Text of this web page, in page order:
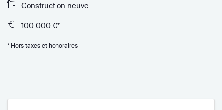
Construction neuve
100 000 €*
* Hors taxes et honoraires